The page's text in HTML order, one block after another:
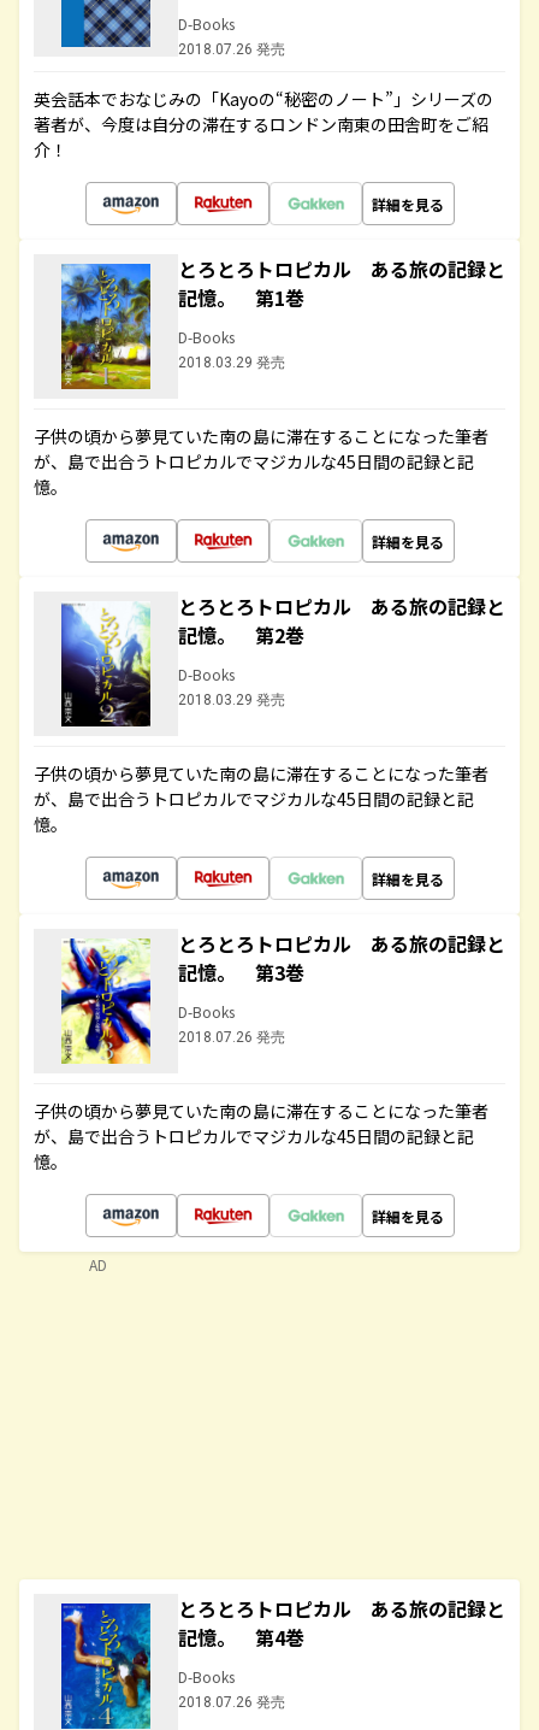
D-Books
2018.07.26 発売
英会話本でおなじみの「Kayoの“秘密のノート”」シリーズの
著者が、今度は自分の滞在するロンドン南東の田舎町をご紹
介！
詳細を見る
とろとろトロピカル ある旅の記録と
記憶。 第1巻
D-Books
2018.03.29 発売
子供の頃から夢見ていた南の島に滞在することになった筆者
が、島で出合うトロピカルでマジカルな45日間の記録と記
憶。
詳細を見る
とろとろトロピカル ある旅の記録と
記憶。 第2巻
D-Books
2018.03.29 発売
子供の頃から夢見ていた南の島に滞在することになった筆者
が、島で出合うトロピカルでマジカルな45日間の記録と記
憶。
詳細を見る
とろとろトロピカル ある旅の記録と
記憶。 第3巻
D-Books
2018.07.26 発売
子供の頃から夢見ていた南の島に滞在することになった筆者
が、島で出合うトロピカルでマジカルな45日間の記録と記
憶。
詳細を見る
とろとろトロピカル ある旅の記録と
記憶。 第4巻
D-Books
2018.07.26 発売
AD